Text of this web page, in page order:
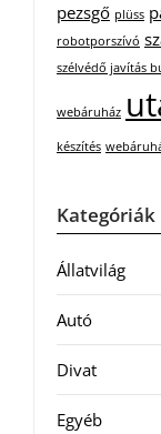
pezsgő plüss
robotporszívó
szélvédő javítás
webáruház
készítés
Kategóriák
Állatvilág
Autó
Divat
Egyéb